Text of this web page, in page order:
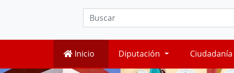
Inicio Diputación Ciudadanía